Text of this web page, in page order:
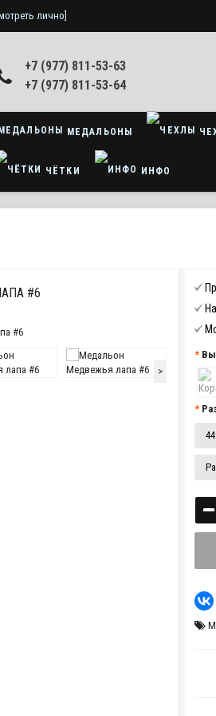
лично]
+7 (977) 811-53-63
+7 (977) 811-53-64
МЕДАЛЬОНЫ
ЧЁТКИ ИНФО
#6
>